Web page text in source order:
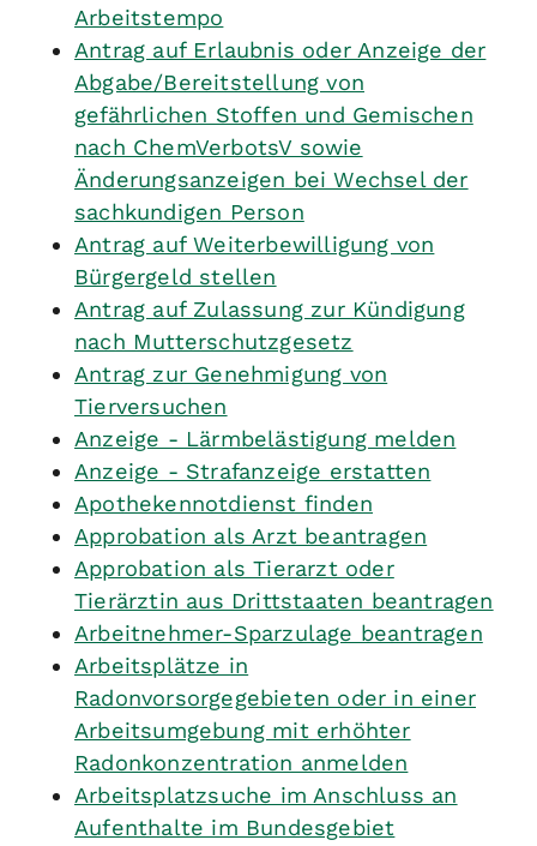
Arbeitstempo
Antrag auf Erlaubnis oder Anzeige der
Abgabe/Bereitstellung von
gefährlichen Stoffen und Gemischen
nach ChemVerbotsV sowie
Änderungsanzeigen bei Wechsel der
sachkundigen Person
Antrag auf Weiterbewilligung von
Bürgergeld stellen
Antrag auf Zulassung zur Kündigung
nach Mutterschutzgesetz
Antrag zur Genehmigung von
Tierversuchen
Anzeige - Lärmbelästigung melden
Anzeige - Strafanzeige erstatten
Apothekennotdienst finden
Approbation als Arzt beantragen
Approbation als Tierarzt oder
Tierärztin aus Drittstaaten beantragen
Arbeitnehmer-Sparzulage beantragen
Arbeitsplätze in
Radonvorsorgegebieten oder in einer
Arbeitsumgebung mit erhöhter
Radonkonzentration anmelden
Arbeitsplatzsuche im Anschluss an
Aufenthalte im Bundesgebiet